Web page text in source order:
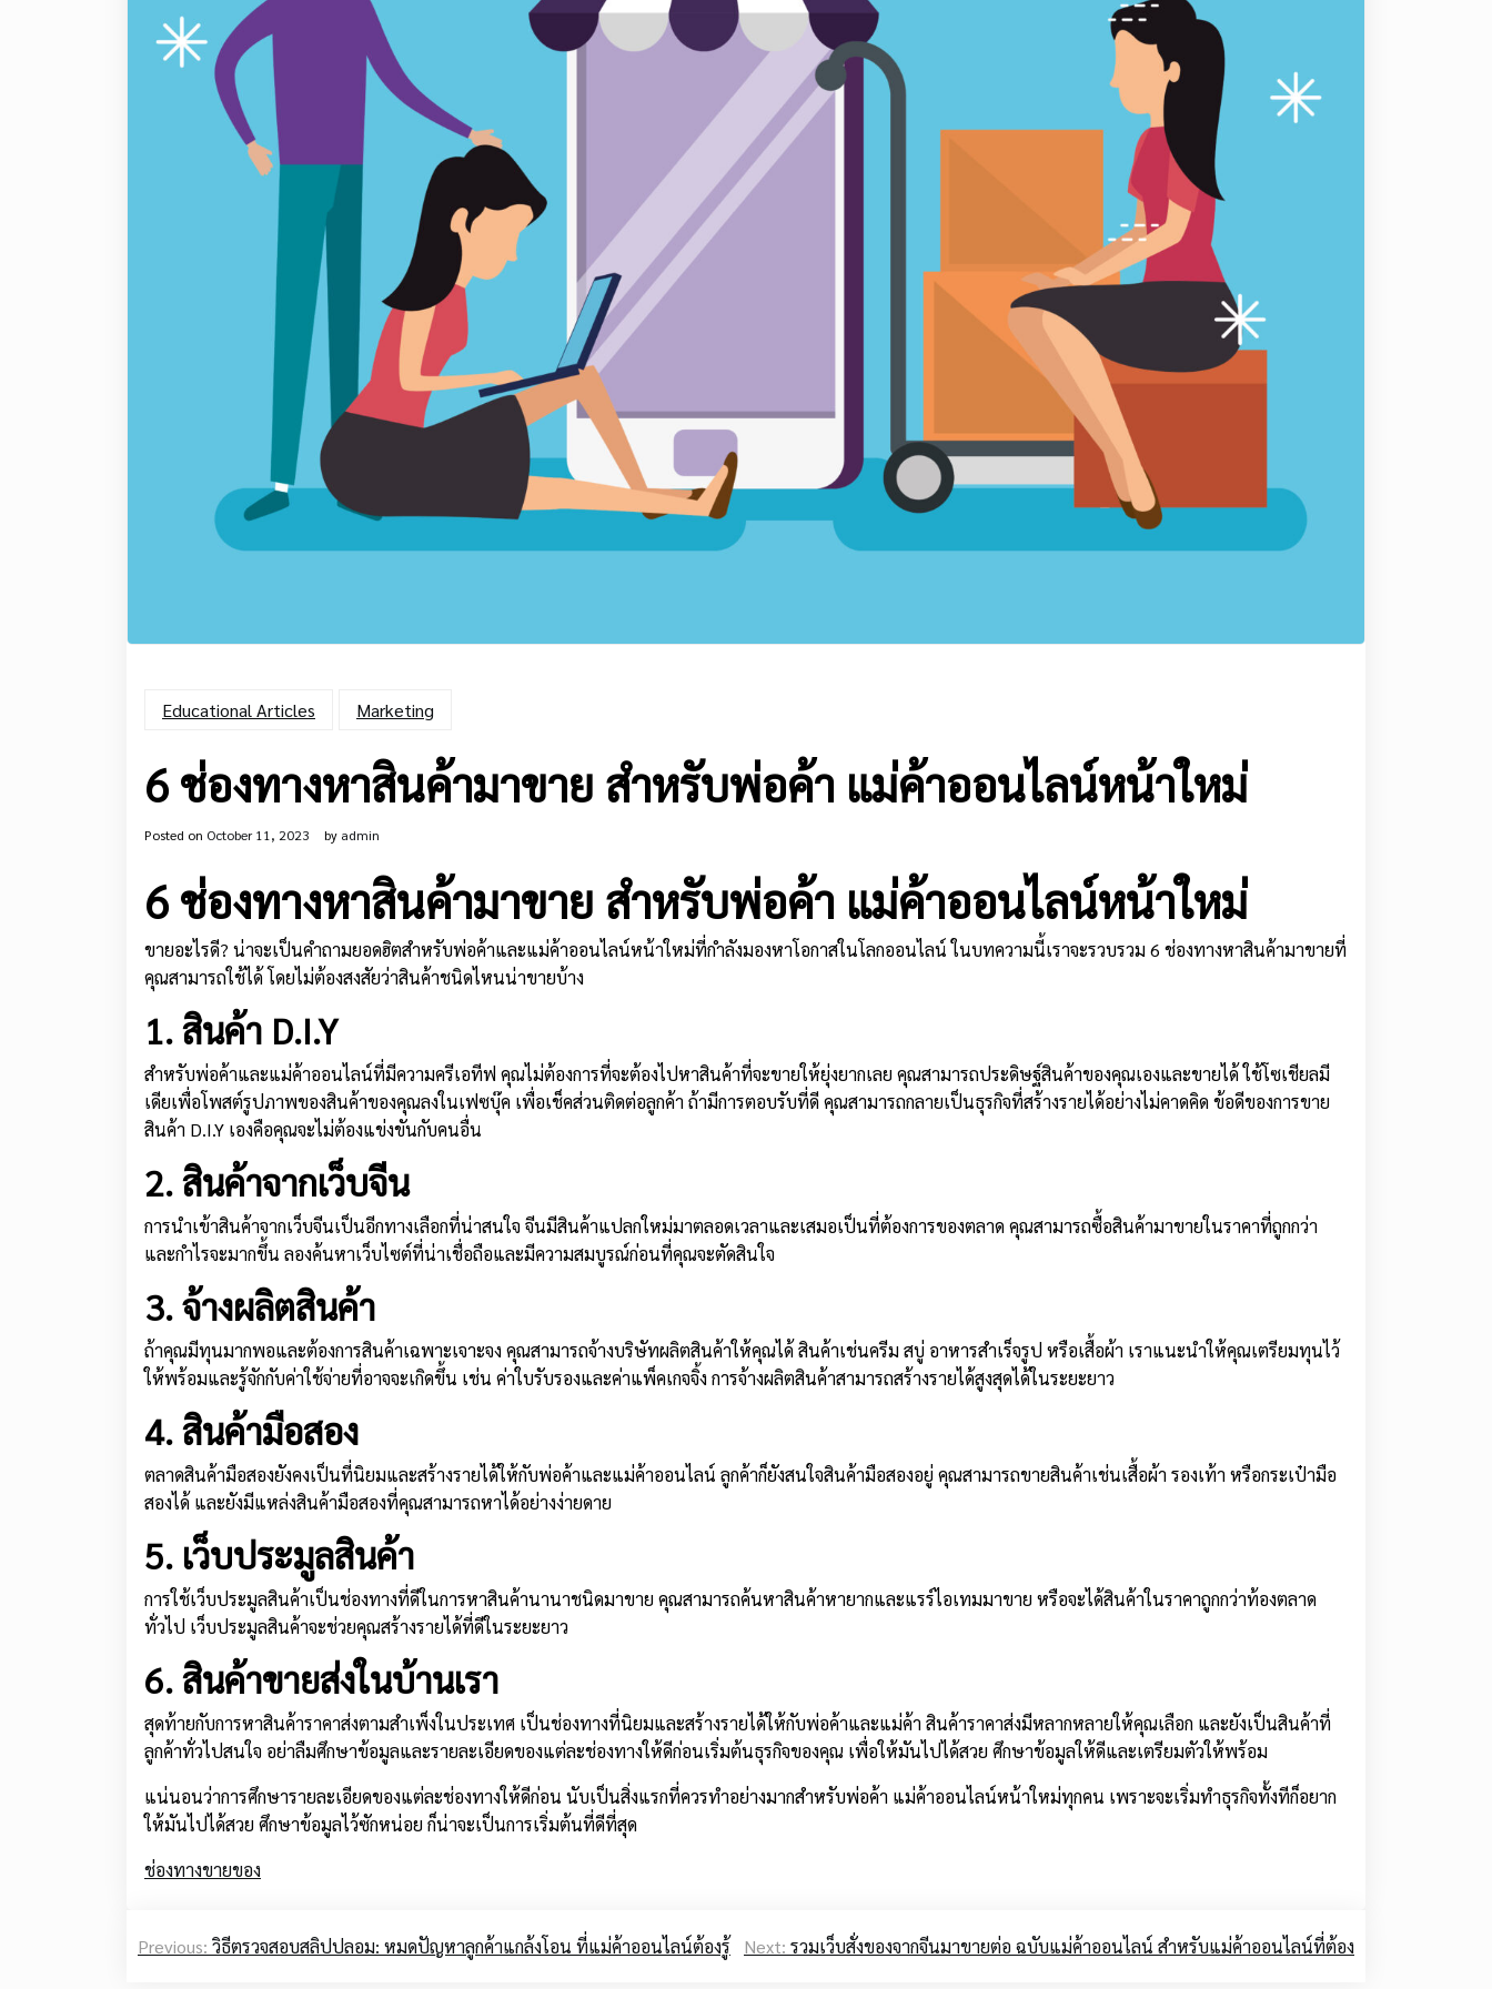
Educational Articles Marketing
6 ช่องทางหาสินค้ามาขาย สำหรับพ่อค้า แม่ค้าออนไลน์หน้าใหม่
Posted on October 11, 2023 by admin
6 ช่องทางหาสินค้ามาขาย สำหรับพ่อค้า แม่ค้าออนไลน์หน้าใหม่
ขายอะไรดี? น่าจะเป็นคำถามยอดฮิตสำหรับพ่อค้าและแม่ค้าออนไลน์หน้าใหม่ที่กำลังมองหาโอกาสในโลกออนไลน์ ในบทความนี้เราจะรวบรวม 6 ช่องทางหาสินค้ามาขายที่
คุณสามารถใช้ได้ โดยไม่ต้องสงสัยว่าสินค้าชนิดไหนน่าขายบ้าง
1. สินค้า D.I.Y
สำหรับพ่อค้าและแม่ค้าออนไลน์ที่มีความครีเอทีฟ คุณไม่ต้องการที่จะต้องไปหาสินค้าที่จะขายให้ยุ่งยากเลย คุณสามารถประดิษฐ์สินค้าของคุณเองและขายได้ ใช้โซเชียลมี
เดียเพื่อโพสต์รูปภาพของสินค้าของคุณลงในเฟซบุ๊ค เพื่อเช็คส่วนติดต่อลูกค้า ถ้ามีการตอบรับที่ดี คุณสามารถกลายเป็นธุรกิจที่สร้างรายได้อย่างไม่คาดคิด ข้อดีของการขาย
สินค้า D.I.Y เองคือคุณจะไม่ต้องแข่งขันกับคนอื่น
2. สินค้าจากเว็บจีน
การนำเข้าสินค้าจากเว็บจีนเป็นอีกทางเลือกที่น่าสนใจ จีนมีสินค้าแปลกใหม่มาตลอดเวลาและเสมอเป็นที่ต้องการของตลาด คุณสามารถซื้อสินค้ามาขายในราคาที่ถูกกว่า
และกำไรจะมากขึ้น ลองค้นหาเว็บไซต์ที่น่าเชื่อถือและมีความสมบูรณ์ก่อนที่คุณจะตัดสินใจ
3. จ้างผลิตสินค้า
ถ้าคุณมีทุนมากพอและต้องการสินค้าเฉพาะเจาะจง คุณสามารถจ้างบริษัทผลิตสินค้าให้คุณได้ สินค้าเช่นครีม สบู่ อาหารสำเร็จรูป หรือเสื้อผ้า เราแนะนำให้คุณเตรียมทุนไว้
ให้พร้อมและรู้จักกับค่าใช้จ่ายที่อาจจะเกิดขึ้น เช่น ค่าใบรับรองและค่าแพ็คเกจจิ้ง การจ้างผลิตสินค้าสามารถสร้างรายได้สูงสุดได้ในระยะยาว
4. สินค้ามือสอง
ตลาดสินค้ามือสองยังคงเป็นที่นิยมและสร้างรายได้ให้กับพ่อค้าและแม่ค้าออนไลน์ ลูกค้าก็ยังสนใจสินค้ามือสองอยู่ คุณสามารถขายสินค้าเช่นเสื้อผ้า รองเท้า หรือกระเป๋ามือ
สองได้ และยังมีแหล่งสินค้ามือสองที่คุณสามารถหาได้อย่างง่ายดาย
5. เว็บประมูลสินค้า
การใช้เว็บประมูลสินค้าเป็นช่องทางที่ดีในการหาสินค้านานาชนิดมาขาย คุณสามารถค้นหาสินค้าหายากและแรร์ไอเทมมาขาย หรือจะได้สินค้าในราคาถูกกว่าท้องตลาด
ทั่วไป เว็บประมูลสินค้าจะช่วยคุณสร้างรายได้ที่ดีในระยะยาว
6. สินค้าขายส่งในบ้านเรา
สุดท้ายกับการหาสินค้าราคาส่งตามสำเพ็งในประเทศ เป็นช่องทางที่นิยมและสร้างรายได้ให้กับพ่อค้าและแม่ค้า สินค้าราคาส่งมีหลากหลายให้คุณเลือก และยังเป็นสินค้าที่
ลูกค้าทั่วไปสนใจ อย่าลืมศึกษาข้อมูลและรายละเอียดของแต่ละช่องทางให้ดีก่อนเริ่มต้นธุรกิจของคุณ เพื่อให้มันไปได้สวย ศึกษาข้อมูลให้ดีและเตรียมตัวให้พร้อม
แน่นอนว่าการศึกษารายละเอียดของแต่ละช่องทางให้ดีก่อน นับเป็นสิ่งแรกที่ควรทำอย่างมากสำหรับพ่อค้า แม่ค้าออนไลน์หน้าใหม่ทุกคน เพราะจะเริ่มทำธุรกิจทั้งทีก็อยาก
ให้มันไปได้สวย ศึกษาข้อมูลไว้ซักหน่อย ก็น่าจะเป็นการเริ่มต้นที่ดีที่สุด
ช่องทางขายของ
Post
Previous: วิธีตรวจสอบสลิปปลอม: หมดปัญหาลูกค้าแกล้งโอน ที่แม่ค้าออนไลน์ต้องรู้ Next: รวมเว็บสั่งของจากจีนมาขายต่อ ฉบับแม่ค้าออนไลน์ สำหรับแม่ค้าออนไลน์ที่ต้อง